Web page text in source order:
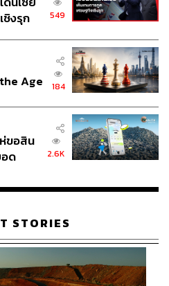
ป นักเตะรายนี้จะเกิดเปลี่ยนใจ
พื่อขอโอกาสในการย้ายทีมหรือ
ยทีมยังคงอยู่ในมือ อยู่ที่ว่า
ชิงรุก
549
Age
184
ขอสิน
อด
2.6K
STORIES